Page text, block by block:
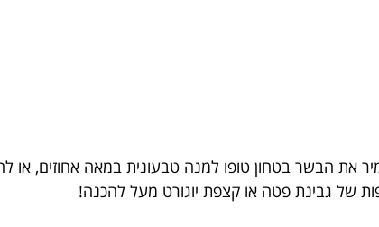
את הבשר בטחון טופו למנה טבעונית במאה אחוזים, או
של גבינת פטה או קצפת יוגורט מעל להכנה!